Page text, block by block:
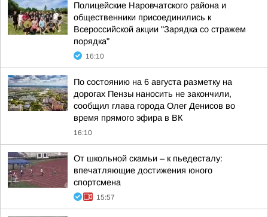
Полицейские Наровчатского района и
общественники присоединились к
Всероссийской акции "Зарядка со стражем
порядка"
16:10
По состоянию на 6 августа разметку на
дорогах Пензы наносить не закончили,
сообщил глава города Олег Денисов во
время прямого эфира в ВК
16:10
От школьной скамьи – к пьедесталу:
впечатляющие достижения юного
спортсмена
15:57